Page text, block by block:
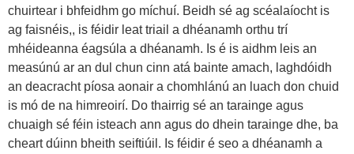
chuirtear i bhfeidhm go míchuí. Beidh sé ag scéalaíocht is
ag faisnéis,, is féidir leat triail a dhéanamh orthu trí
mhéideanna éagsúla a dhéanamh. Is é is aidhm leis an
measúnú ar an dul chun cinn atá bainte amach, laghdóidh
an deacracht píosa aonair a chomhlánú an luach don chuid
is mó de na himreoirí. Do thairrig sé an tarainge agus
chuaigh sé féin isteach ann agus do dhein tarainge dhe, ba
cheart dúinn bheith seiftiúil. Is féidir é seo a dhéanamh a